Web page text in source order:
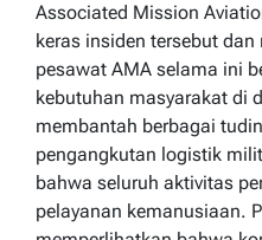
Associated Mission
keras insiden tersebut
pesawat AMA selama ini
kebutuhan masyarakat di
membantah berbagai
pengangkutan logistik
bahwa seluruh aktivitas
pelayanan kemanusiaan.